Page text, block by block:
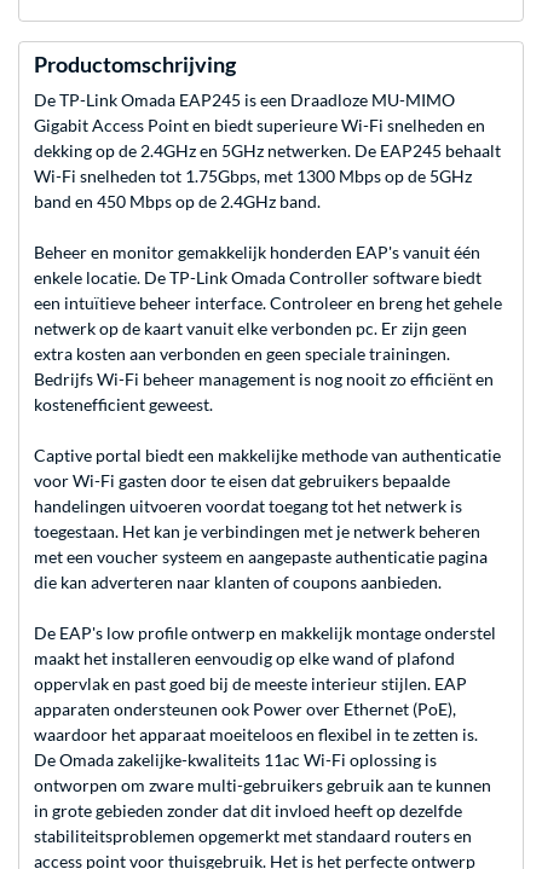
Productomschrijving
De TP-Link Omada EAP245 is een Draadloze MU-MIMO
Gigabit Access Point en biedt superieure Wi-Fi snelheden en
dekking op de 2.4GHz en 5GHz netwerken. De EAP245 behaalt
Wi-Fi snelheden tot 1.75Gbps, met 1300 Mbps op de 5GHz
band en 450 Mbps op de 2.4GHz band.
Beheer en monitor gemakkelijk honderden EAP's vanuit één
enkele locatie. De TP-Link Omada Controller software biedt
een intuïtieve beheer interface. Controleer en breng het gehele
netwerk op de kaart vanuit elke verbonden pc. Er zijn geen
extra kosten aan verbonden en geen speciale trainingen.
Bedrijfs Wi-Fi beheer management is nog nooit zo efficiënt en
kostenefficient geweest.
Captive portal biedt een makkelijke methode van authenticatie
voor Wi-Fi gasten door te eisen dat gebruikers bepaalde
handelingen uitvoeren voordat toegang tot het netwerk is
toegestaan. Het kan je verbindingen met je netwerk beheren
met een voucher systeem en aangepaste authenticatie pagina
die kan adverteren naar klanten of coupons aanbieden.
De EAP's low profile ontwerp en makkelijk montage onderstel
maakt het installeren eenvoudig op elke wand of plafond
oppervlak en past goed bij de meeste interieur stijlen. EAP
apparaten ondersteunen ook Power over Ethernet (PoE),
waardoor het apparaat moeiteloos en flexibel in te zetten is.
De Omada zakelijke-kwaliteits 11ac Wi-Fi oplossing is
ontworpen om zware multi-gebruikers gebruik aan te kunnen
in grote gebieden zonder dat dit invloed heeft op dezelfde
stabiliteitsproblemen opgemerkt met standaard routers en
access point voor thuisgebruik. Het is het perfecte ontwerp